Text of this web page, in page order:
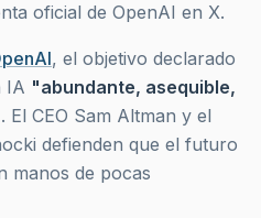
oficial de OpenAI en X.
, el objetivo declarado
IA "abundante, asequible,
. El CEO Sam Altman y el
defienden que el futuro
manos de pocas